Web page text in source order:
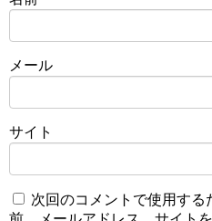
メール
サイト
次回のコメントで使用する